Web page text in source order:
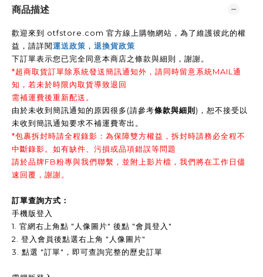
商品描述
歡迎來到 otfstore.com 官方線上購物網站，為了維護彼此的權
益，請詳閱運送政策 ， 退換貨政策
下訂單表示您已完全同意本商店之條款與細則，謝謝。
*超商取貨訂單除系統發送簡訊通知外，請同時留意系統MAIL通
知，若未於時限內取貨導致退回
需補運費後重新配送。
由於未收到簡訊通知的原因很多(請參考條款與細則 )，恕不接受以
未收到簡訊通知要求不補運費寄出。
*包裹拆封時請全程錄影：為保障雙方權益，拆封時請務必全程不
中斷錄影。如有缺件、污損或品項錯誤等問題
請於品牌FB粉專與我們聯繫，並附上影片檔，我們將在工作日儘
速回覆，謝謝。
訂單查詢方式：
手機版登入
1. 官網右上角點 "人像圖片" 後點 "會員登入"
2. 登入會員後點選右上角 "人像圖片"
3. 點選 "訂單"，即可查詢完整的歷史訂單